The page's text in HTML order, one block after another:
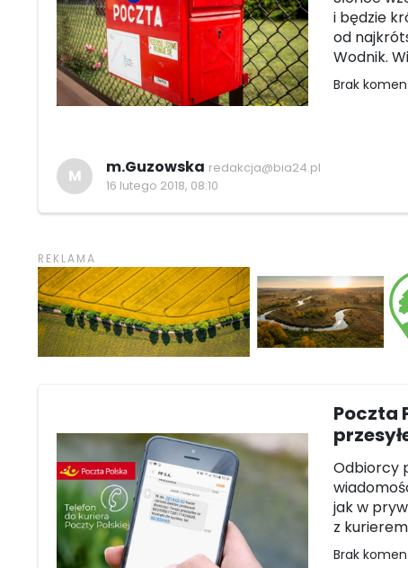
i będzie
od
Wodnik.
Brak
M m.Guzowska redakcja@bia24.pl
16 lutego 2018, 08:10
Poczta
Odbiorcy
jak w
z
Brak